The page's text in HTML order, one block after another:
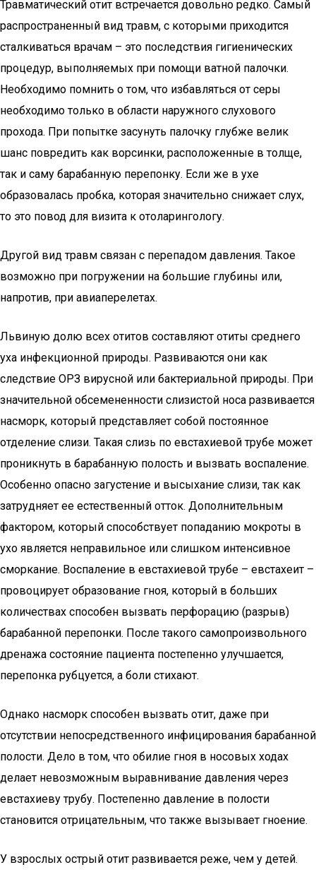
Травматический отит встречается довольно редко. Самый
распространенный вид травм, с которыми приходится
сталкиваться врачам – это последствия гигиенических
процедур, выполняемых при помощи ватной палочки.
Необходимо помнить о том, что избавляться от серы
необходимо только в области наружного слухового
прохода. При попытке засунуть палочку глубже велик
шанс повредить как ворсинки, расположенные в толще,
так и саму барабанную перепонку. Если же в ухе
образовалась пробка, которая значительно снижает слух,
то это повод для визита к отоларингологу.
Другой вид травм связан с перепадом давления. Такое
возможно при погружении на большие глубины или,
напротив, при авиаперелетах.
Львиную долю всех отитов составляют отиты среднего
уха инфекционной природы. Развиваются они как
следствие ОРЗ вирусной или бактериальной природы. При
значительной обсемененности слизистой носа развивается
насморк, который представляет собой постоянное
отделение слизи. Такая слизь по евстахиевой трубе может
проникнуть в барабанную полость и вызвать воспаление.
Особенно опасно загустение и высыхание слизи, так как
затрудняет ее естественный отток. Дополнительным
фактором, который способствует попаданию мокроты в
ухо является неправильное или слишком интенсивное
сморкание. Воспаление в евстахиевой трубе – евстахеит –
провоцирует образование гноя, который в больших
количествах способен вызвать перфорацию (разрыв)
барабанной перепонки. После такого самопроизвольного
дренажа состояние пациента постепенно улучшается,
перепонка рубцуется, а боли стихают.
Однако насморк способен вызвать отит, даже при
отсутствии непосредственного инфицирования барабанной
полости. Дело в том, что обилие гноя в носовых ходах
делает невозможным выравнивание давления через
евстахиеву трубу. Постепенно давление в полости
становится отрицательным, что также вызывает гноение.
У взрослых острый отит развивается реже, чем у детей.